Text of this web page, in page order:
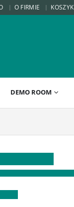
O FIRMIE KOSZYK
DEMO ROOM